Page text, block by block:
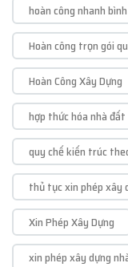
hoàn công nhanh
Hoàn công trọn gói
Hoàn Công Xây Dựng
hợp thức hóa nhà đất
quy chế kiến trúc
thủ tục xin phép xây
Xin Phép Xây Dựng
xin phép xây dựng